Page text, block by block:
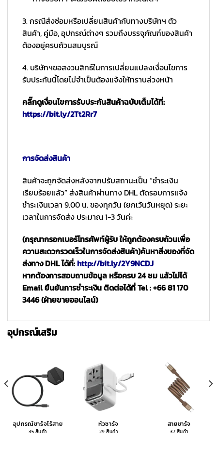
3. กรณีส่งซ่อมหรือเปลี่ยนสินค้ากับทางบริษัทฯ ตัว
สินค้า, คู่มือ, อุปกรณ์ต่างๆ รวมถึงบรรจุภัณฑ์ของสินค้า
ต้องอยู่ครบถ้วนสมบูรณ์
4. บริษัทฯขอสงวนสิทธ์ในการเปลี่ยนแปลงเงื่อนไขการ
รับประกันนี้โดยไม่จำเป็นต้องแจ้งให้ทราบล่วงหน้า
คลิ๊กดูเงื่อนไขการรับประกันสินค้าฉบับเต็มได้ที่:
https://bit.ly/2Tt2Rr7
การจัดส่งสินค้า
สินค้าจะถูกจัดส่งหลังจากปรับสถานะเป็น “ชำระเงิน
เรียบร้อยแล้ว” ส่งสินค้าผ่านทาง DHL ตัดรอบการแจ้ง
ชำระเงินเวลา 9.00 น. ของทุกวัน (ยกเว้นวันหยุด) ระยะ
เวลาในการจัดส่ง ประมาณ 1-3 วันค่ะ
(กรุณากรอกเบอร์โทรศัพท์ผู้รับ ให้ถูกต้องครบถ้วนเพื่อ
ความสะดวกรวดเร็วในการจัดส่งสินค้า)ค้นหาสิ่งของที่จัด
ส่งทาง DHL ได้ที่:http://bit.ly/2Y9NCDJ
หากต้องการสอบถามข้อมูล หรือครบ 24 ชม แล้วไม่ได้
Email ยืนยันการชำระเงิน ติดต่อได้ที่ Tel : +66 81 170
3446 (ฝ่ายขายออนไลน์)
อุปกรณ์เสริม
อุปกรณ์ชาร์จไร้สาย
35 สินค้า
หัวชาร์จ
29 สินค้า
สายชาร์จ
37 สินค้า